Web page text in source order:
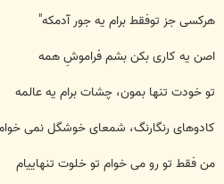
هرکسی جز توفقط برام یه جور آدمکه"
اصن یه کاری بکن بشم فراموشِ همه
تو خودت تنها بمون، چشات برام یه عالمه
کادوهای رنگارنگ، شمعای خوشگل نمی خوام
من فقط تو رو می خوام تو خلوت تنهاییام